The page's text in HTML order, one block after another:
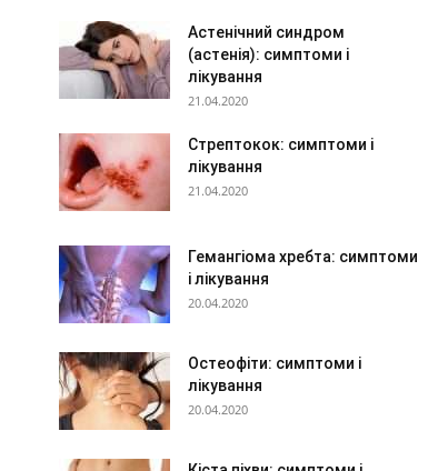
Астенічний синдром
(астенія): симптоми і
лікування
21.04.2020
Стрептокок: симптоми і
лікування
21.04.2020
Гемангіома хребта: симптоми
і лікування
20.04.2020
Остеофіти: симптоми і
лікування
20.04.2020